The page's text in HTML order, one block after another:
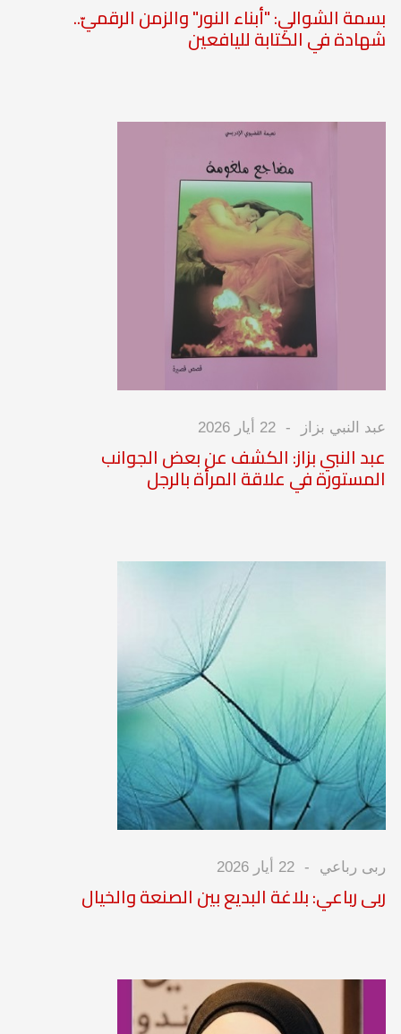
بسمة الشوالي: "أبناء النور" والزمن الرقميّ..
شهادة في الكتابة لليافعين
عبد النبي بزاز 22 أيار 2026
عبد النبي بزاز: الكشف عن بعض الجوانب
المستورة في علاقة المرأة بالرجل
ربى رباعي 22 أيار 2026
ربى رباعي: بلاغة البديع بين الصنعة والخيال